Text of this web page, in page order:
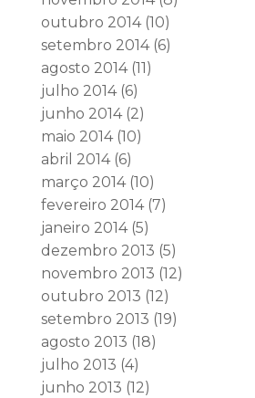
outubro 2014(10)
setembro 2014(6)
agosto 2014(11)
julho 2014(6)
junho 2014(2)
maio 2014(10)
abril 2014(6)
março 2014(10)
fevereiro 2014(7)
janeiro 2014(5)
dezembro 2013 (5)
novembro 2013 (12)
outubro 2013 (12)
setembro 2013 (19)
agosto 2013 (18)
julho 2013 (4)
junho 2013 (12)